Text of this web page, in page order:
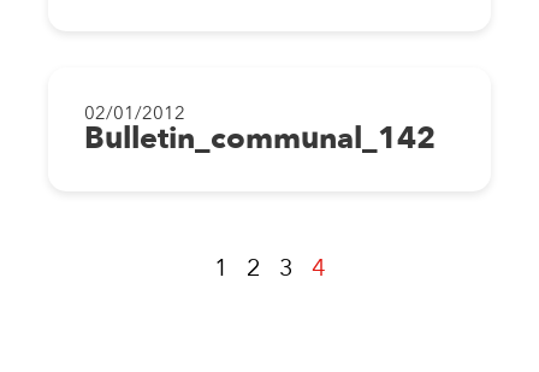
02/01/2012
Bulletin_communal_142
1 2 3 4